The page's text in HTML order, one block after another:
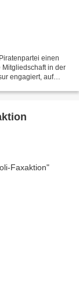
einen
Mitgliedschaft in der
engagiert, auf